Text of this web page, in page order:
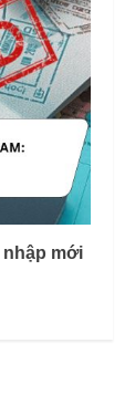
nhập mới